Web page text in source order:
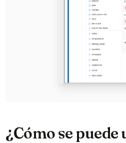
¿Cómo se